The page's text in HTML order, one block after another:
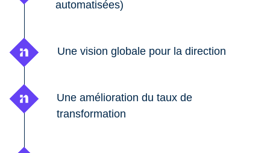
automatisées)
Une vision globale pour la direction
Une amélioration du taux de
transformation